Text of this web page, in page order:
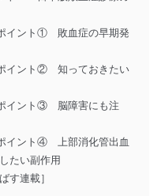
イント① 敗血症の早期発
イント② 知っておきたい
イント③ 脳障害にも注
イント④ 上部消化管出血
たい副作用
す連載］